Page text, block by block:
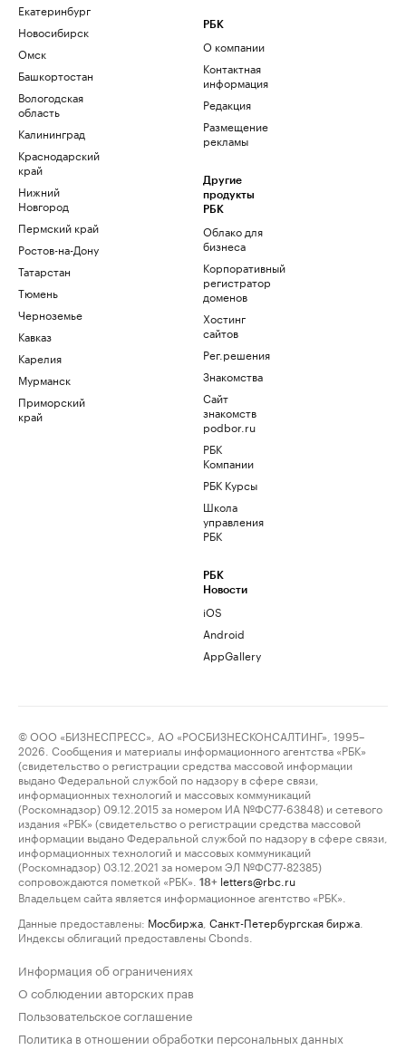
Екатеринбург
Новосибирск
Омск
Башкортостан
Вологодская
область
Калининград
Краснодарский
край
Нижний
Новгород
Пермский край
Ростов-на-Дону
Татарстан
Тюмень
Черноземье
Кавказ
Карелия
Мурманск
Приморский
край
РБК
О компании
Контактная
информация
Редакция
Размещение
рекламы
Другие
продукты
РБК
Облако для
бизнеса
Корпоративный
регистратор
доменов
Хостинг
сайтов
Рег.решения
Знакомства
Сайт
знакомств
podbor.ru
РБК
Компании
РБК Курсы
Школа
управления
РБК
РБК
Новости
iOS
Android
AppGallery
© ООО «БИЗНЕСПРЕСС», АО «РОСБИЗНЕСКОНСАЛТИНГ», 1995–
2026. Сообщения и материалы информационного агентства «РБК»
(свидетельство о регистрации средства массовой информации
выдано Федеральной службой по надзору в сфере связи,
информационных технологий и массовых коммуникаций
(Роскомнадзор) 09.12.2015 за номером ИА №ФС77-63848) и сетевого
издания «РБК» (свидетельство о регистрации средства массовой
информации выдано Федеральной службой по надзору в сфере связи,
информационных технологий и массовых коммуникаций
(Роскомнадзор) 03.12.2021 за номером ЭЛ №ФС77-82385)
сопровождаются пометкой «РБК».
18+ letters@rbc.ru
Владельцем сайта является информационное агентство «РБК».
Данные предоставлены: Мосбиржа Санкт-Петербургская биржа
Индексы облигаций предоставлены Cbonds.
Информация об ограничениях
О соблюдении авторских прав
Пользовательское соглашение
Политика в отношении обработки персональных данных